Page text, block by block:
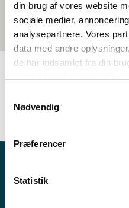
din brug af vores website
sociale medier,
analysepartnere. Vores
data med andre
de har indsamlet fra din
Nødvendig
Præferencer
Statistik
Naturfag